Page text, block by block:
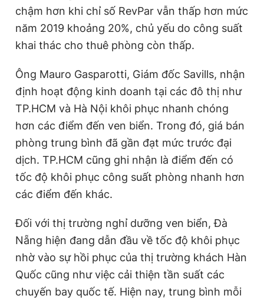
Theo dõi báo trên
0906 645 777 0908 780 404
Đặt báo Quảng cáo RSS Tòa soạn Chính sách bảo
Tổng biên tập: Nguyễn Ngọc Toàn
Phó tổng biên tập thường trực: Hải Thành
Phó tổng biên tập: Trần Việt Hưng
Tổng thư ký tòa soạn: Đức Trung
Giấy phép xuất bản số 110/GP - BTTTT cấp ngày 24.3.2020
bản. Phát triển bởi ePi Technologies, JSC.
chậm hơn khi chỉ số RevPar vẫn thấp hơn mức
năm 2019 khoảng 20%, chủ yếu do công suất
khai thác cho thuê phòng còn thấp.
Ông Mauro Gasparotti, Giám đốc Savills, nhận
định hoạt động kinh doanh tại các đô thị như
TP.HCM và Hà Nội khôi phục nhanh chóng
hơn các điểm đến ven biển. Trong đó, giá bán
phòng trung bình đã gần đạt mức trước đại
dịch. TP.HCM cũng ghi nhận là điểm đến có
tốc độ khôi phục công suất phòng nhanh hơn
các điểm đến khác.
Đối với thị trường nghỉ dưỡng ven biển, Đà
Nẵng hiện đang dẫn đầu về tốc độ khôi phục
nhờ vào sự hồi phục của thị trường khách Hàn
Quốc cũng như việc cải thiện tần suất các
chuyến bay quốc tế. Hiện nay, trung bình mỗi